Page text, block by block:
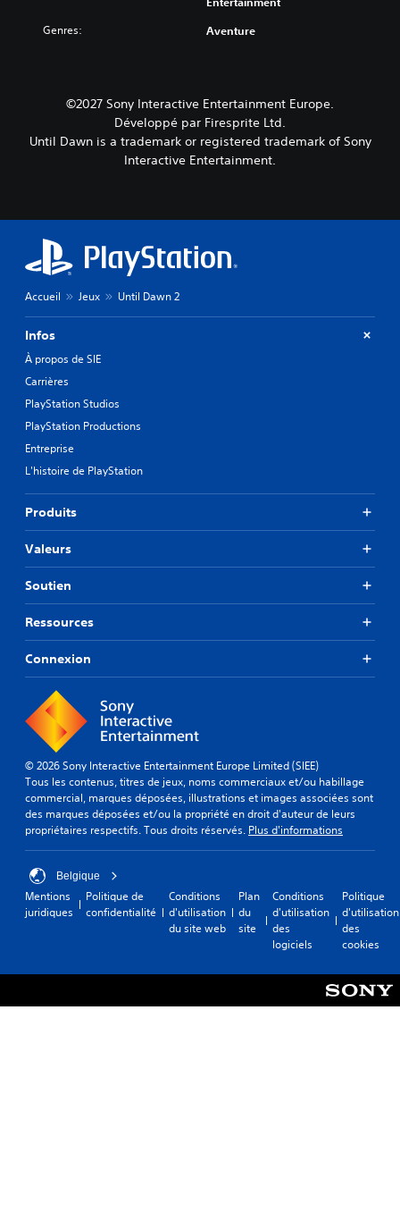
Genres: Aventure
©2027 Sony Interactive Entertainment Europe.
Développé par Firesprite Ltd.
Until Dawn is a trademark or registered trademark of Sony
Interactive Entertainment.
Accueil Jeux Until Dawn 2
Infos
À propos de SIE
Carrières
PlayStation Studios
PlayStation Productions
Entreprise
L'histoire de PlayStation
Produits
Valeurs
Soutien
Ressources
Connexion
© 2026 Sony Interactive Entertainment Europe Limited (SIEE)
Tous les contenus, titres de jeux, noms commerciaux et/ou habillage
commercial, marques déposées, illustrations et images associées sont
des marques déposées et/ou la propriété en droit d'auteur de leurs
propriétaires respectifs. Tous droits réservés. Plus d'informations
Belgique
Mentions
juridiques
Politique de
confidentialité
Conditions
d'utilisation
du site web
Plan
du
site
Conditions
d'utilisation
des
logiciels
Politique
d'utilisation
des
cookies